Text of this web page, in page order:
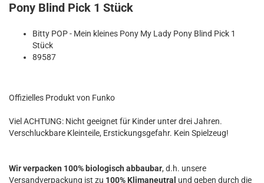
Pony Blind Pick 1 Stück
Bitty POP - Mein kleines Pony My Lady Pony Blind Pick 1
Stück
89587
Offizielles Produkt von Funko
Viel ACHTUNG: Nicht geeignet für Kinder unter drei Jahren.
Verschluckbare Kleinteile, Erstickungsgefahr. Kein Spielzeug!
Wir verpacken 100% biologisch abbaubar, d.h. unsere
Versandverpackung ist zu 100% Klimaneutral und geben durch die